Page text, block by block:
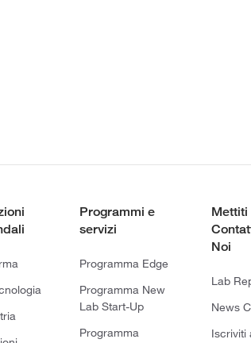
Programmi e
servizi
Programma Edge
Programma New
Lab Start-Up
Programma
Mettiti
Noi
Lab
News
Iscriviti